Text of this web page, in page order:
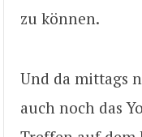
zu können.
Und da mittags
auch noch das